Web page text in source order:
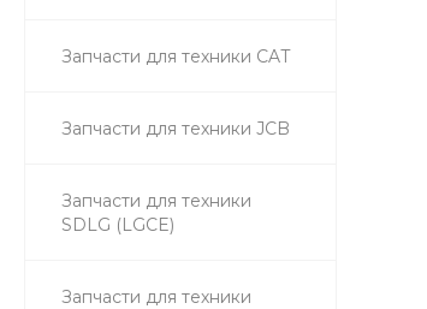
Запчасти для техники CAT
Запчасти для техники JCB
Запчасти для техники
SDLG (LGCE)
Запчасти для техники